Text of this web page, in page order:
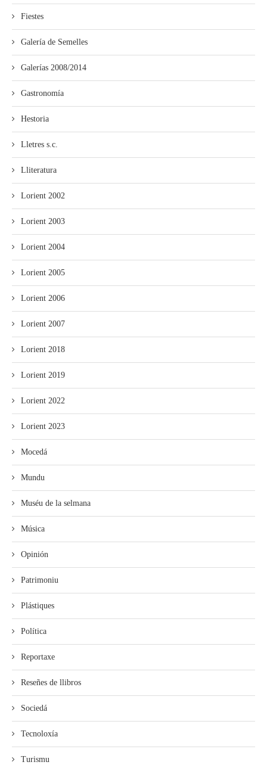
Fiestes
Galería de Semelles
Galerías 2008/2014
Gastronomía
Hestoria
Lletres s.c.
Lliteratura
Lorient 2002
Lorient 2003
Lorient 2004
Lorient 2005
Lorient 2006
Lorient 2007
Lorient 2018
Lorient 2019
Lorient 2022
Lorient 2023
Mocedá
Mundu
Muséu de la selmana
Música
Opinión
Patrimoniu
Plástiques
Política
Reportaxe
Reseñes de llibros
Sociedá
Tecnoloxía
Turismu